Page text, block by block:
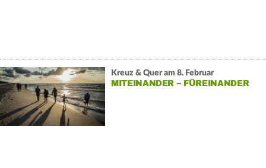
Kreuz & Quer am 8. Februar
MITEINANDER – FÜREINANDER